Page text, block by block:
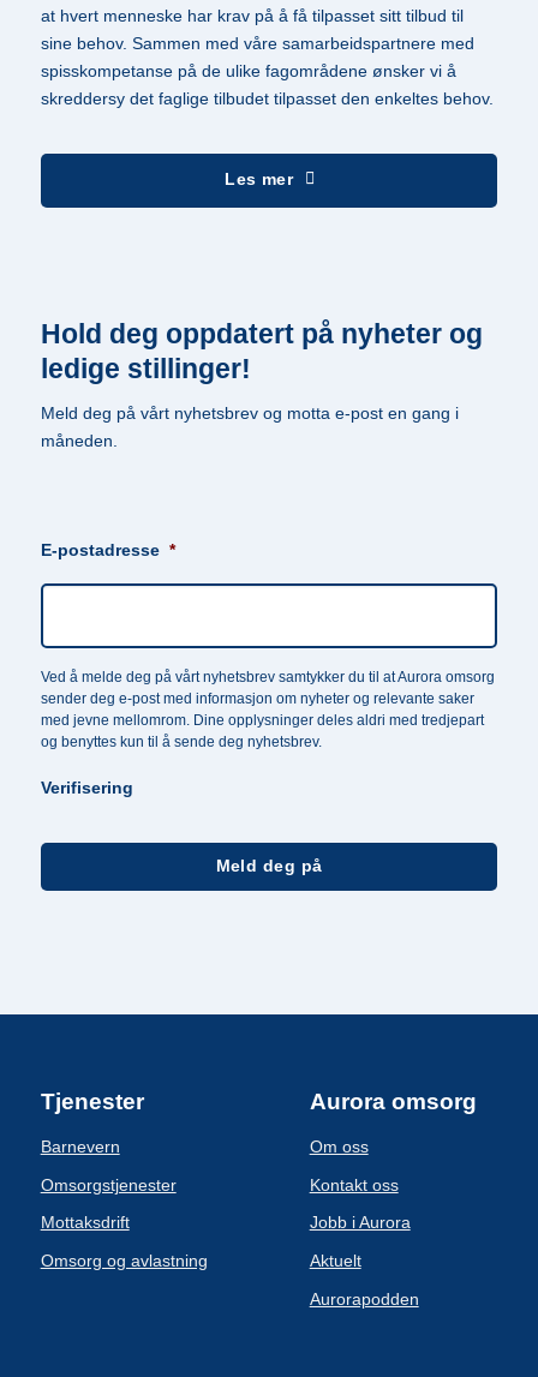
at hvert menneske har krav på å få tilpasset sitt tilbud til
sine behov. Sammen med våre samarbeidspartnere med
spisskompetanse på de ulike fagområdene ønsker vi å
skreddersy det faglige tilbudet tilpasset den enkeltes behov.
Les mer
Hold deg oppdatert på nyheter og
ledige stillinger!
Meld deg på vårt nyhetsbrev og motta e-post en gang i
måneden.
E-postadresse *
Ved å melde deg på vårt nyhetsbrev samtykker du til at Aurora omsorg
sender deg e-post med informasjon om nyheter og relevante saker
med jevne mellomrom. Dine opplysninger deles aldri med tredjepart
og benyttes kun til å sende deg nyhetsbrev.
Verifisering
Tjenester
Barnevern
Omsorgstjenester
Mottaksdrift
Omsorg og avlastning
Aurora omsorg
Om oss
Kontakt oss
Jobb i Aurora
Aktuelt
Aurorapodden